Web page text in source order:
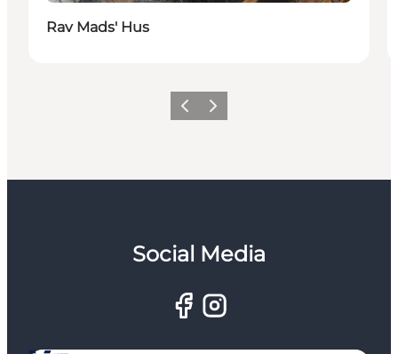
Rav Mads' Hus
ZurückWeiter
Social Media